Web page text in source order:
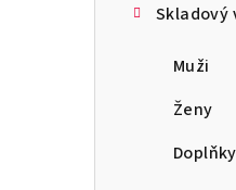
Skladový
Muži
Ženy
Doplňky